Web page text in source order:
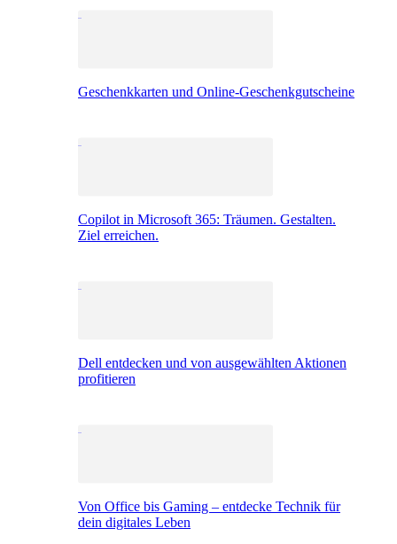
Geschenkkarten und Online-Geschenkgutscheine
Copilot in Microsoft 365: Träumen. Gestalten.
Ziel erreichen.
Dell entdecken und von ausgewählten Aktionen
profitieren
Von Office bis Gaming – entdecke Technik für
dein digitales Leben